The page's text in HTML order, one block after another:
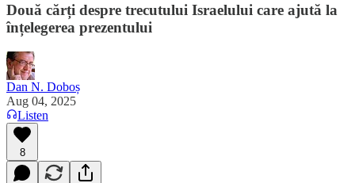
Două cărți despre trecutului Israelului care ajută la
înțelegerea prezentului
Dan N. Doboș
Aug 04, 2025
Listen
8